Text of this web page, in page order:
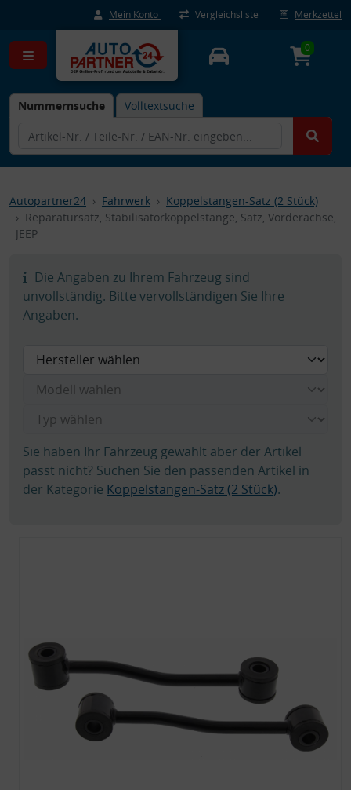
Mein Konto Vergleichsliste Merkzettel
Nummernsuche Volltextsuche
0
Autopartner24 Fahrwerk
Koppelstangen-Satz (2 Stück)
Reparatursatz, Stabilisatorkoppelstange, Satz, Vorderachse,
JEEP
Die Angaben zu Ihrem Fahrzeug sind
unvollständig. Bitte vervollständigen Sie Ihre
Angaben.
Sie haben Ihr Fahrzeug gewählt aber der Artikel
passt nicht? Suchen Sie den passenden Artikel in
der Kategorie Koppelstangen-Satz (2 Stück).